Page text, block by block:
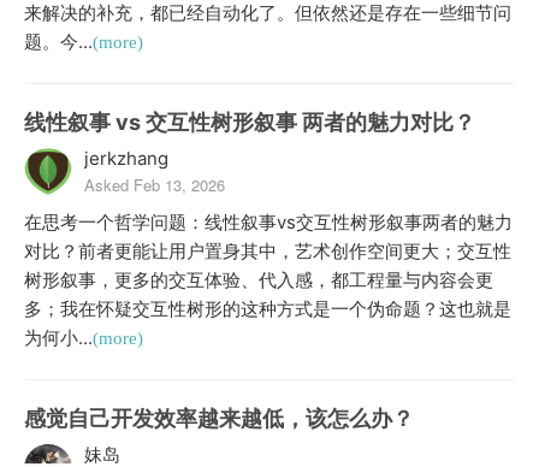
来解决的补充，都已经自动化了。但依然还是存在一些细节问
题。今...(more)
线性叙事 vs 交互性树形叙事 两者的魅力对比？
jerkzhang
Asked Feb 13, 2026
在思考一个哲学问题：线性叙事vs交互性树形叙事两者的魅力
对比？前者更能让用户置身其中，艺术创作空间更大；交互性
树形叙事，更多的交互体验、代入感，都工程量与内容会更
多；我在怀疑交互性树形的这种方式是一个伪命题？这也就是
为何小...(more)
感觉自己开发效率越来越低，该怎么办？
妹岛